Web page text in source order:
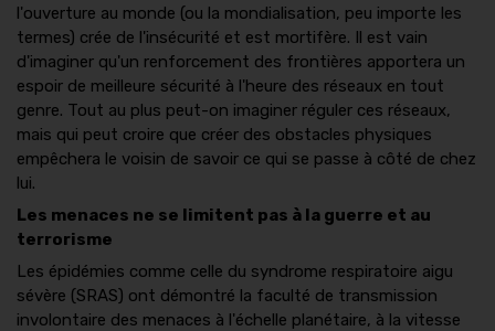
l'ouverture au monde (ou la mondialisation, peu importe les
termes) crée de l'insécurité et est mortifère. Il est vain
d'imaginer qu'un renforcement des frontières apportera un
espoir de meilleure sécurité à l'heure des réseaux en tout
genre. Tout au plus peut-on imaginer réguler ces réseaux,
mais qui peut croire que créer des obstacles physiques
empêchera le voisin de savoir ce qui se passe à côté de chez
lui.
Les menaces ne se limitent pas à la guerre et au
terrorisme
Les épidémies comme celle du syndrome respiratoire aigu
sévère (SRAS) ont démontré la faculté de transmission
involontaire des menaces à l'échelle planétaire, à la vitesse